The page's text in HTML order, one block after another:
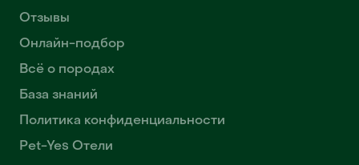
Отзывы
Онлайн-подбор
Всё о породах
База знаний
Политика конфиденциальности
Pet-Yes Отели